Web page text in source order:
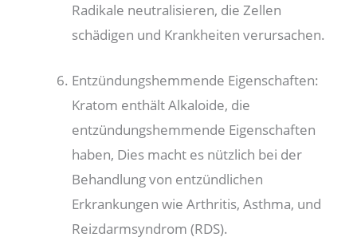
Radikale neutralisieren, die Zellen
schädigen und Krankheiten verursachen.
Entzündungshemmende Eigenschaften:
Kratom enthält Alkaloide, die
entzündungshemmende Eigenschaften
haben, Dies macht es nützlich bei der
Behandlung von entzündlichen
Erkrankungen wie Arthritis, Asthma, und
Reizdarmsyndrom (RDS).